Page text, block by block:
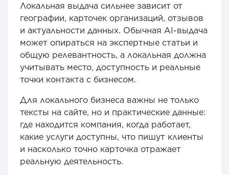
Локальная выдача сильнее зависит от
географии, карточек организаций, отзывов
и актуальности данных. Обычная AI-выдача
может опираться на экспертные статьи и
общую релевантность, а локальная должна
учитывать место, доступность и реальные
точки контакта с бизнесом.
Для локального бизнеса важны не только
тексты на сайте, но и практические данные:
где находится компания, когда работает,
какие услуги доступны, что пишут клиенты
и насколько точно карточка отражает
реальную деятельность.